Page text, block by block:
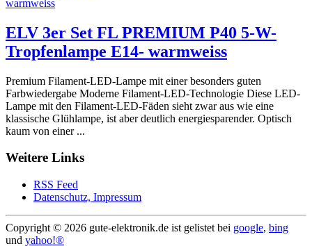
ELV 3er Set FL PREMIUM P40 5-W-
Tropfenlampe E14- warmweiss
Premium Filament-LED-Lampe mit einer besonders guten
Farbwiedergabe Moderne Filament-LED-Technologie Diese LED-
Lampe mit den Filament-LED-Fäden sieht zwar aus wie eine
klassische Glühlampe, ist aber deutlich energiesparender. Optisch
kaum von einer ...
Weitere Links
RSS Feed
Datenschutz, Impressum
Copyright © 2026 gute-elektronik.de ist gelistet bei google, bing
und yahoo!®